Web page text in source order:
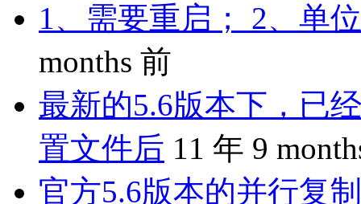
1、需要重启； 2、单
months 前
最新的5.6版本下，已
置文件后 11 年 9
官方5.6版本的并行复